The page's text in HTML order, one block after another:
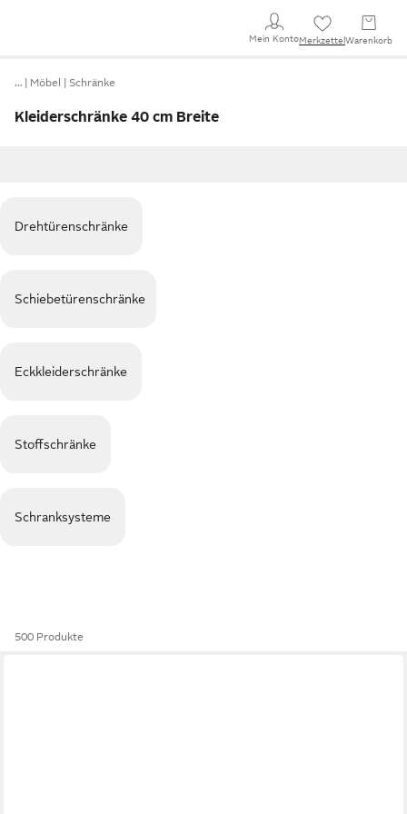
Mein KontoMerkzettel Warenkorb
… Möbel Schränke
Kleiderschränke 40 cm Breite
Drehtürenschränke
Schiebetürenschränke
Eckkleiderschränke
Stoffschränke
Schranksysteme
500 Produkte